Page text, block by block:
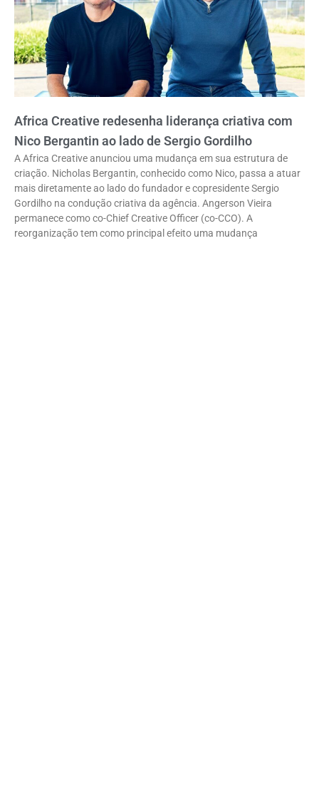
Africa Creative redesenha liderança criativa com
Nico Bergantin ao lado de Sergio Gordilho
A Africa Creative anunciou uma mudança em sua estrutura de
criação. Nicholas Bergantin, conhecido como Nico, passa a atuar
mais diretamente ao lado do fundador e copresidente Sergio
Gordilho na condução criativa da agência. Angerson Vieira
permanece como co-Chief Creative Officer (co-CCO). A
reorganização tem como principal efeito uma mudança